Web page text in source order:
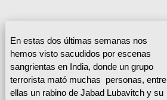
En estas dos últimas semanas nos
hemos visto sacudidos por escenas
sangrientas en India, donde un grupo
terrorista mató muchas personas, entre
ellas un rabino de Jabad Lubavitch y su